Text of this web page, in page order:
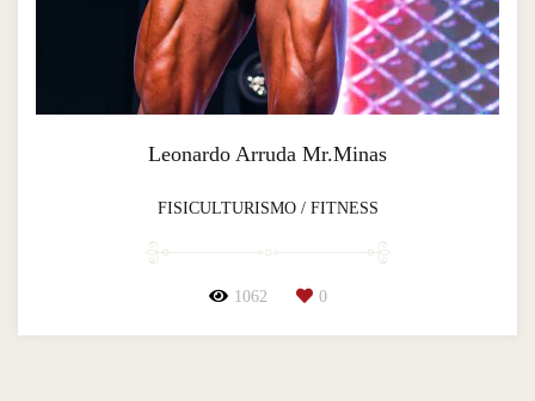
Leonardo Arruda Mr.Minas
FISICULTURISMO / FITNESS
1062 0